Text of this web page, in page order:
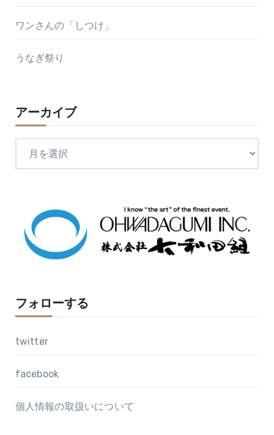
ワンさんの「しつけ」
うなぎ祭り
アーカイブ
フォローする
twitter
facebook
個人情報の取扱いについて